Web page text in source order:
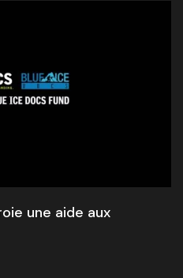
une aide aux